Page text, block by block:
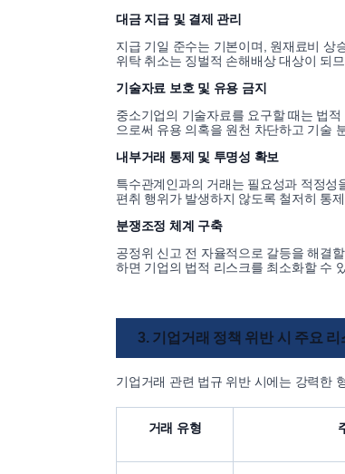
대금 지급 및 결제 관리
지급 기일 준수는 기본이며, 원재료비 상
위탁 취소는 징벌적 손해배상 대상이 되
기술자료 보호 및 유용 금지
중소기업의 기술자료를 요구할 때는 법
으로써 유용 의혹을 원천 차단하고 기술
내부거래 통제 및 투명성 확보
특수관계인과의 거래는 필요성과 적정
편취 행위가 발생하지 않도록 철저히 통
분쟁조정 체계 구축
공정위 신고 전 자율적으로 갈등을 해결
하면 기업의 법적 리스크를 최소화할 수
3. 기업거래 정책 위반 시 주요 리
기업거래 관련 법규 위반 시에는 강력한
거래 유형